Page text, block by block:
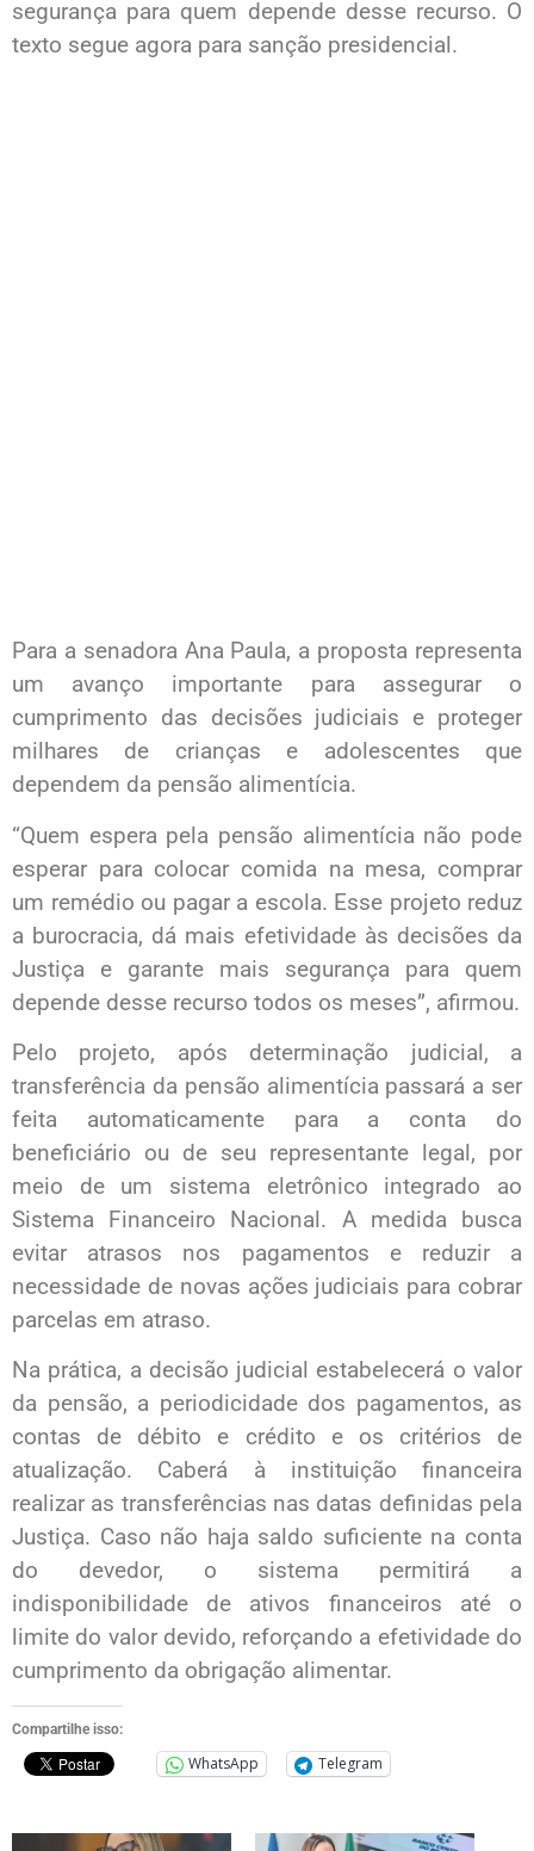
segurança para quem depende desse recurso. O
texto segue agora para sanção presidencial.
Para a senadora Ana Paula, a proposta representa
um avanço importante para assegurar o
cumprimento das decisões judiciais e proteger
milhares de crianças e adolescentes que
dependem da pensão alimentícia.
“Quem espera pela pensão alimentícia não pode
esperar para colocar comida na mesa, comprar
um remédio ou pagar a escola. Esse projeto reduz
a burocracia, dá mais efetividade às decisões da
Justiça e garante mais segurança para quem
depende desse recurso todos os meses”, afirmou.
Pelo projeto, após determinação judicial, a
transferência da pensão alimentícia passará a ser
feita automaticamente para a conta do
beneficiário ou de seu representante legal, por
meio de um sistema eletrônico integrado ao
Sistema Financeiro Nacional. A medida busca
evitar atrasos nos pagamentos e reduzir a
necessidade de novas ações judiciais para cobrar
parcelas em atraso.
Na prática, a decisão judicial estabelecerá o valor
da pensão, a periodicidade dos pagamentos, as
contas de débito e crédito e os critérios de
atualização. Caberá à instituição financeira
realizar as transferências nas datas definidas pela
Justiça. Caso não haja saldo suficiente na conta
do devedor, o sistema permitirá a
indisponibilidade de ativos financeiros até o
limite do valor devido, reforçando a efetividade do
cumprimento da obrigação alimentar.
Compartilhe isso:
WhatsApp Telegram